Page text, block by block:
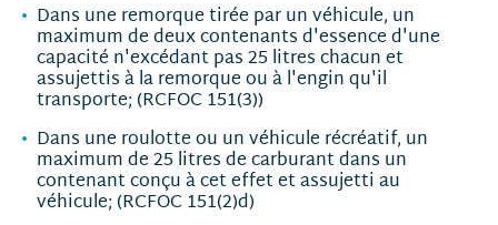
Dans une remorque tirée par un véhicule, un
maximum de deux contenants d'essence d'une
capacité n'excédant pas 25 litres chacun et
assujettis à la remorque ou à l'engin qu'il
transporte; (RCFOC 151(3))
Dans une roulotte ou un véhicule récréatif, un
maximum de 25 litres de carburant dans un
contenant conçu à cet effet et assujetti au
véhicule; (RCFOC 151(2)d)